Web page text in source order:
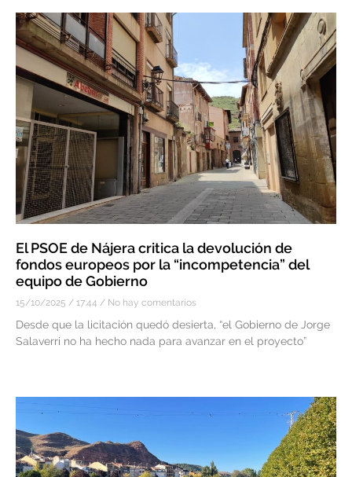
El PSOE de Nájera critica la devolución de
fondos europeos por la “incompetencia” del
equipo de Gobierno
15/10/2025 17:44 No hay comentarios
Desde que la licitación quedó desierta, “el Gobierno de Jorge
Salaverri no ha hecho nada para avanzar en el proyecto”